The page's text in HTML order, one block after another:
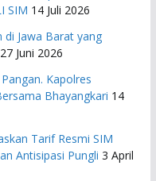
SIM 14 Juli 2026
di Jawa Barat yang
27 Juni 2026
Kapolres
Bhayangkari 14
Tarif Resmi SIM
Antisipasi Pungli 3 April